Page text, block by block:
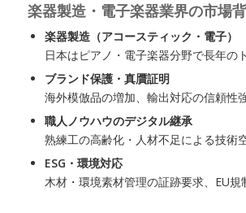
楽器製造・電子楽器業界の市場
楽器製造（アコースティック・電子）
日本はピアノ・電子楽器分野で長年の
ブランド保護・真贋証明
海外模倣品の増加、輸出対応の信頼性
職人ノウハウのデジタル継承
熟練工の高齢化・人材不足による技術
ESG・環境対応
木材・環境素材管理の証跡要求、EU規